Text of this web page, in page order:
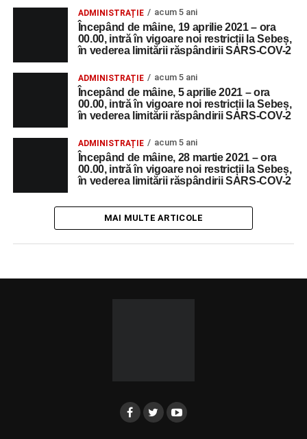
ADMINISTRAȚIE acum 5 ani
Începând de mâine, 19 aprilie 2021 – ora
00.00, intră în vigoare noi restricții la Sebeș,
în vederea limitării răspândirii SARS-COV-2
ADMINISTRAȚIE acum 5 ani
Începând de mâine, 5 aprilie 2021 – ora
00.00, intră în vigoare noi restricții la Sebeș,
în vederea limitării răspândirii SARS-COV-2
ADMINISTRAȚIE acum 5 ani
Începând de mâine, 28 martie 2021 – ora
00.00, intră în vigoare noi restricții la Sebeș,
în vederea limitării răspândirii SARS-COV-2
MAI MULTE ARTICOLE